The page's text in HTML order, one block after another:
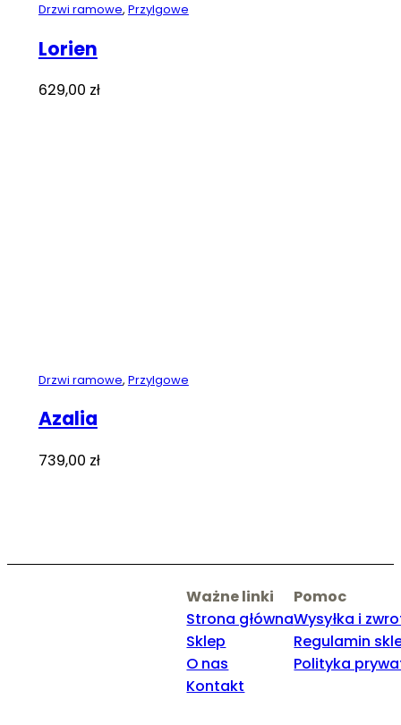
Drzwi ramowe, Przylgowe
Lorien
629,00 zł
Drzwi ramowe, Przylgowe
Azalia
739,00 zł
Ważne linki
Strona główna
Sklep
O nas
Kontakt
Pomoc
Wysyłka i
Regulamin
Polityka